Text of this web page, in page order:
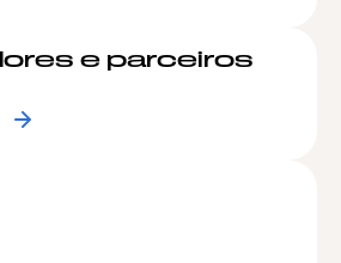
e parceiros